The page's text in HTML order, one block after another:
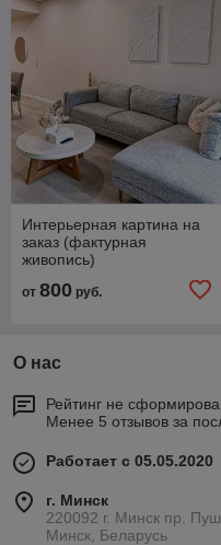
Интерьерная картина на
заказ (фактурная
живопись)
от 800 руб.
О нас
Рейтинг не
Менее 5 отзывов за
Работает с 05.05.2020
г. Минск
220092 г. Минск пр.
Минск, Беларусь